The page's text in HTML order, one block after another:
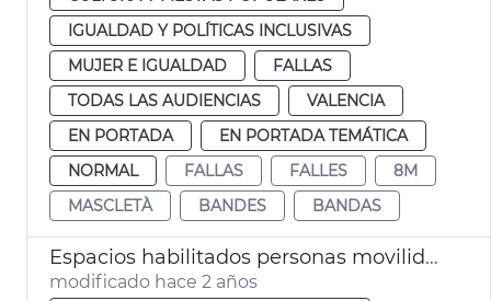
IGUALDAD Y POLÍTICAS INCLUSIVAS
MUJER E IGUALDAD
FALLAS
TODAS LAS AUDIENCIAS
VALENCIA
EN PORTADA
EN PORTADA TEMÁTICA
NORMAL
FALLAS FALLES
8M
MASCLETÀ
BANDES BANDAS
Espacios habilitados personas movilidad reducida
modificado hace 2 años